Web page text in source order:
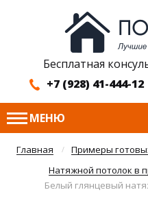
Бесплатная
+7 (928) 41-444-12
МЕНЮ
Главная
Примеры
Натяжной потолок в
Белый глянцевый